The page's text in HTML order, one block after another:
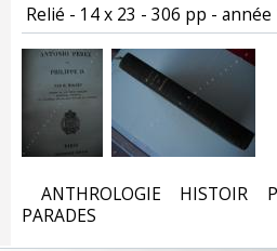
Relié - 14 x 23 - 306 pp -
ANTHROLOGIE HISTOIR
PARADES‎